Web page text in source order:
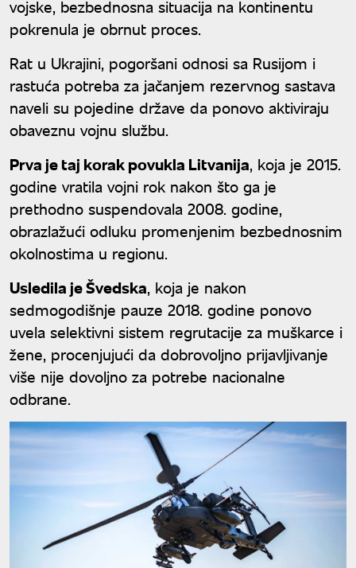
vojske, bezbednosna situacija na kontinentu
pokrenula je obrnut proces.
Rat u Ukrajini, pogoršani odnosi sa Rusijom i
rastuća potreba za jačanjem rezervnog sastava
naveli su pojedine države da ponovo aktiviraju
obaveznu vojnu službu.
Prva je taj korak povukla Litvanija, koja je 2015.
godine vratila vojni rok nakon što ga je
prethodno suspendovala 2008. godine,
obrazlažući odluku promenjenim bezbednosnim
okolnostima u regionu.
Usledila je Švedska, koja je nakon
sedmogodišnje pauze 2018. godine ponovo
uvela selektivni sistem regrutacije za muškarce i
žene, procenjujući da dobrovoljno prijavljivanje
više nije dovoljno za potrebe nacionalne
odbrane.